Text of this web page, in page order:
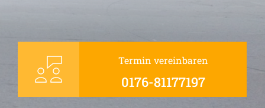
Termin vereinbaren
0176-81177197